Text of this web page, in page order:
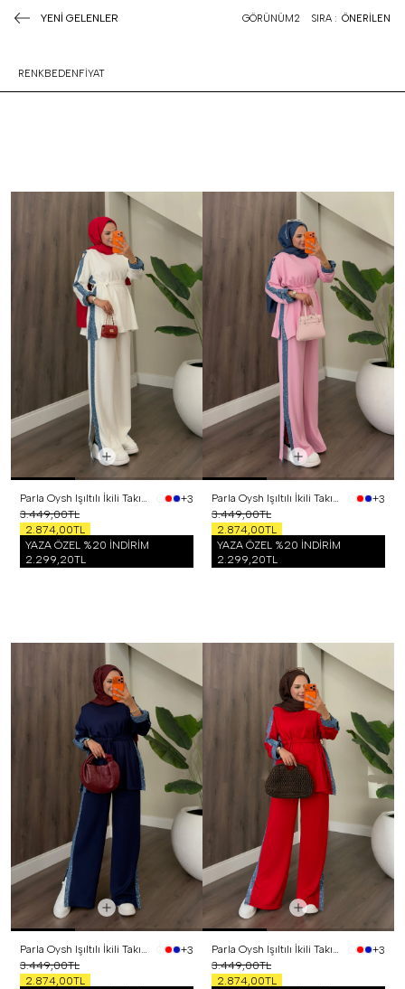
YENİ GELENLER GÖRÜNÜM2 SIRA : ÖNERİLEN
RENKBEDENFİYAT
Parla Oysh Işıltılı İkili Takım Beyaz
+3
3.449,00TL
2.874,00TL
YAZA ÖZEL %20 İNDİRİM
2.299,20TL
Parla Oysh Işıltılı İkili Takım Pembe
+3
3.449,00TL
2.874,00TL
YAZA ÖZEL %20 İNDİRİM
2.299,20TL
Parla Oysh Işıltılı İkili Takım Lacivert
+3
3.449,00TL
2.874,00TL
Parla Oysh Işıltılı İkili Takım Kırmızı
+3
3.449,00TL
2.874,00TL